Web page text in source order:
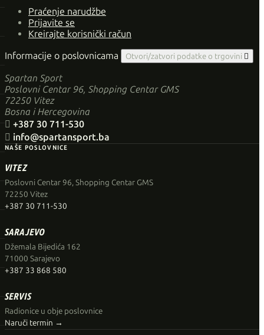
Praćenje narudžbe
Prijavite se
Kreirajte korisnički račun
Informacije o poslovnicama
Otvori/zatvori podatke o trgovini 
Spartan Sport
Poslovni Centar 96, Shopping Centar GMS
72250 Vitez
Bosna i Hercegovina
 +387 30 711-530
 info@spartansport.ba
NAŠE POSLOVNICE
VITEZ
Poslovni Centar 96, Shopping Centar GMS
72250 Vitez
+387 30 711-530
SARAJEVO
Džemala Bijedića 162
71000 Sarajevo
+387 33 868 580
SERVIS
Radionice u obje poslovnice
Naruči termin →